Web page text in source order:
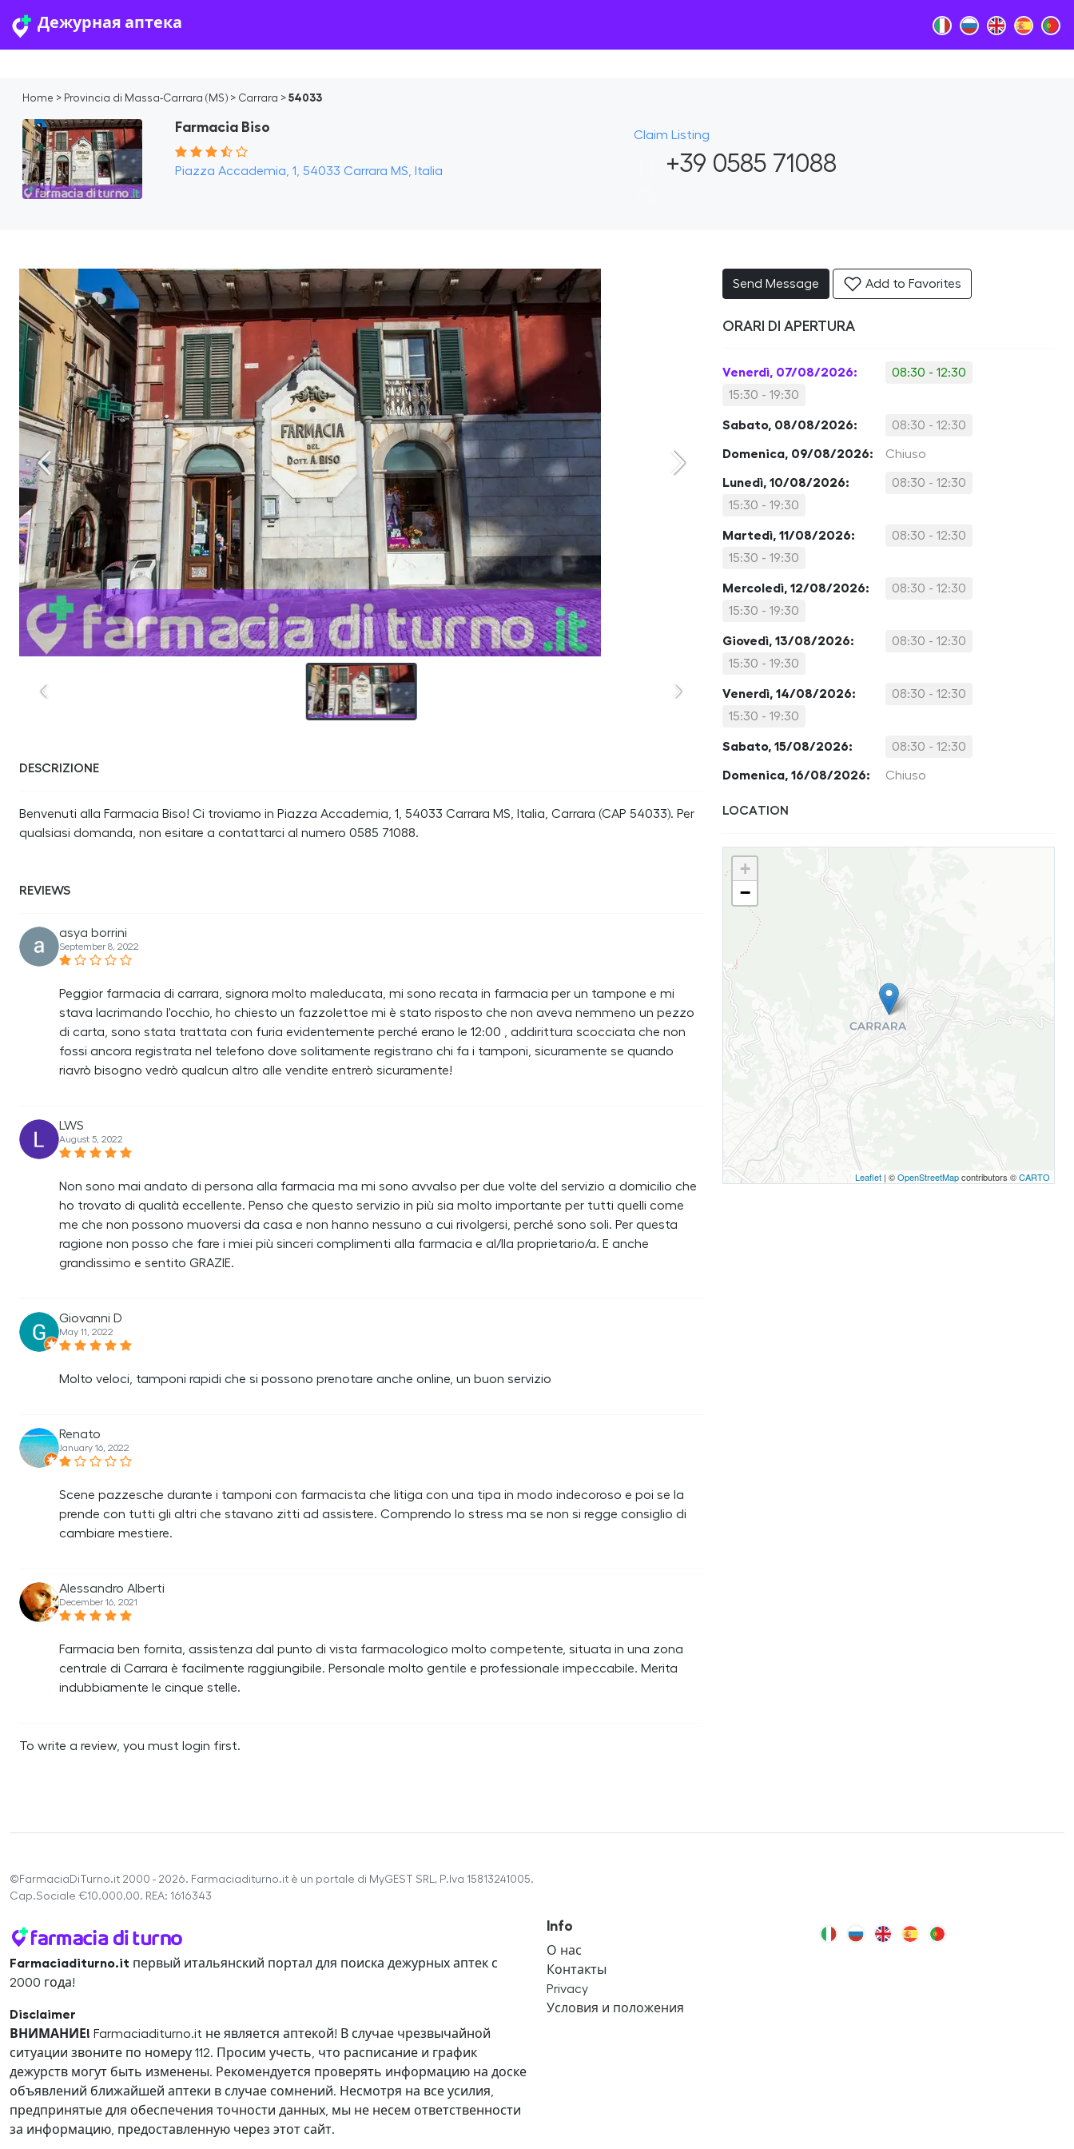
Дежурная аптека
Home > Provincia di Massa-Carrara (MS) > Carrara > 54033
Farmacia Biso
Piazza Accademia, 1, 54033 Carrara MS, Italia
Claim Listing
+39 0585 71088
DESCRIZIONE
Benvenuti alla Farmacia Biso! Ci troviamo in Piazza Accademia, 1, 54033 Carrara MS, Italia, Carrara (CAP 54033). Per
qualsiasi domanda, non esitare a contattarci al numero 0585 71088.
REVIEWS
asya borrini
September 8, 2022
Peggior farmacia di carrara, signora molto maleducata, mi sono recata in farmacia per un tampone e mi
stava lacrimando l'occhio, ho chiesto un fazzolettoe mi è stato risposto che non aveva nemmeno un pezzo
di carta, sono stata trattata con furia evidentemente perché erano le 12:00 , addirittura scocciata che non
fossi ancora registrata nel telefono dove solitamente registrano chi fa i tamponi, sicuramente se quando
riavrò bisogno vedrò qualcun altro alle vendite entrerò sicuramente!
LWS
August 5, 2022
Non sono mai andato di persona alla farmacia ma mi sono avvalso per due volte del servizio a domicilio che
ho trovato di qualità eccellente. Penso che questo servizio in più sia molto importante per tutti quelli come
me che non possono muoversi da casa e non hanno nessuno a cui rivolgersi, perché sono soli. Per questa
ragione non posso che fare i miei più sinceri complimenti alla farmacia e al/lla proprietario/a. E anche
grandissimo e sentito GRAZIE.
Giovanni D
May 11, 2022
Molto veloci, tamponi rapidi che si possono prenotare anche online, un buon servizio
Renato
January 16, 2022
Scene pazzesche durante i tamponi con farmacista che litiga con una tipa in modo indecoroso e poi se la
prende con tutti gli altri che stavano zitti ad assistere. Comprendo lo stress ma se non si regge consiglio di
cambiare mestiere.
Alessandro Alberti
December 16, 2021
Farmacia ben fornita, assistenza dal punto di vista farmacologico molto competente, situata in una zona
centrale di Carrara è facilmente raggiungibile. Personale molto gentile e professionale impeccabile. Merita
indubbiamente le cinque stelle.
To write a review, you must login first.
Send Message Add to Favorites
ORARI DI APERTURA
Venerdì, 07/08/2026:
08:30 - 12:30
15:30 - 19:30
Sabato, 08/08/2026: 08:30 - 12:30
Domenica, 09/08/2026: Chiuso
Lunedì, 10/08/2026:
08:30 - 12:30
15:30 - 19:30
Martedì, 11/08/2026:
08:30 - 12:30
15:30 - 19:30
Mercoledì, 12/08/2026:
08:30 - 12:30
15:30 - 19:30
Giovedì, 13/08/2026:
08:30 - 12:30
15:30 - 19:30
Venerdì, 14/08/2026:
08:30 - 12:30
15:30 - 19:30
Sabato, 15/08/2026: 08:30 - 12:30
Domenica, 16/08/2026: Chiuso
LOCATION
+
−
Leaflet | ©OpenStreetMapcontributors ©CARTO
©FarmaciaDiTurno.it 2000 - 2026. Farmaciaditurno.it è un portale di MyGEST SRL, P.Iva 15813241005.
Cap.Sociale €10.000,00. REA: 1616343
Farmaciaditurno.it первый итальянский портал для поиска дежурных аптек с
2000 года!
Disclaimer
ВНИМАНИЕ! Farmaciaditurno.it не является аптекой! В случае чрезвычайной
ситуации звоните по номеру 112. Просим учесть, что расписание и график
дежурств могут быть изменены. Рекомендуется проверять информацию на доске
объявлений ближайшей аптеки в случае сомнений. Несмотря на все усилия,
предпринятые для обеспечения точности данных, мы не несем ответственности
за информацию, предоставленную через этот сайт.
Info
О нас
Контакты
Privacy
Условия и положения